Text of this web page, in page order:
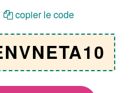
copier le code